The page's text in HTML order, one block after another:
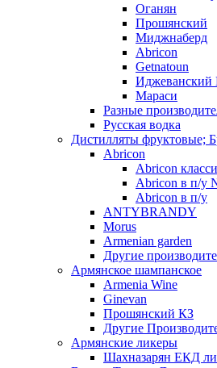
Оганян
Прошянский
Миджнаберд
Abricon
Getnatoun
Мараси
Разные
Русская водка
Дистилляты фруктовые;
Abricon
Abricon
Abricon в п/у
Abricon в п/у
ANTYBRANDY
Morus
Armenian garden
Другие
Армянское шампанское
Armenia Wine
Ginevan
Прошянский КЗ
Другие
Армянские ликеры
Шахназарян ЕКД